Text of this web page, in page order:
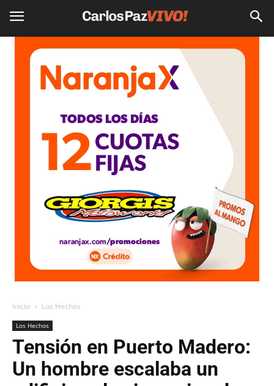
Inicio Los Hechos
Los Hechos
Tensión en Puerto Madero:
Un hombre escalaba un